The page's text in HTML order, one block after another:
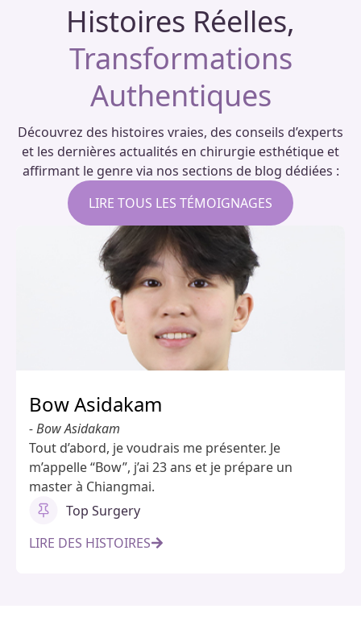
Histoires Réelles,
Transformations
Authentiques
Découvrez des histoires vraies, des conseils d’experts
et les dernières actualités en chirurgie esthétique et
affirmant le genre via nos sections de blog dédiées :
LIRE TOUS LES TÉMOIGNAGES
Bow Asidakam
- Bow Asidakam
Tout d’abord, je voudrais me présenter. Je
m’appelle “Bow”, j’ai 23 ans et je prépare un
master à Chiangmai.
Top Surgery
LIRE DES HISTOIRES